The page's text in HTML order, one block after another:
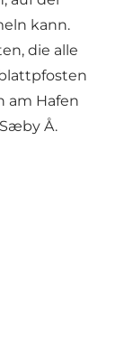
kann.
die alle
am Hafen
Å.